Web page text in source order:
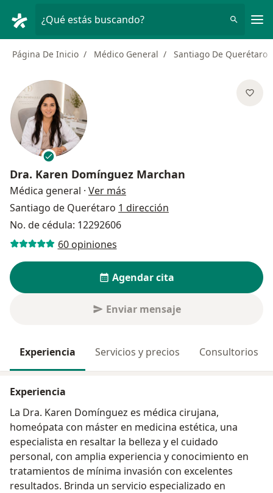
¿Qué estás buscando?
Página De Inicio Médico General Santiago De Querétaro
Dra. Karen Domínguez Marchan
Médica general · Ver más
Santiago de Querétaro 1 dirección
No. de cédula: 12292606
60 opiniones
Agendar cita
Enviar mensaje
Experiencia Servicios y precios Consultorios
Experiencia
La Dra. Karen Domínguez es médica cirujana,
homeópata con máster en medicina estética, una
especialista en resaltar la belleza y el cuidado
personal, con amplia experiencia y conocimiento en
tratamientos de mínima invasión con excelentes
resultados. Brinda un servicio especializado en